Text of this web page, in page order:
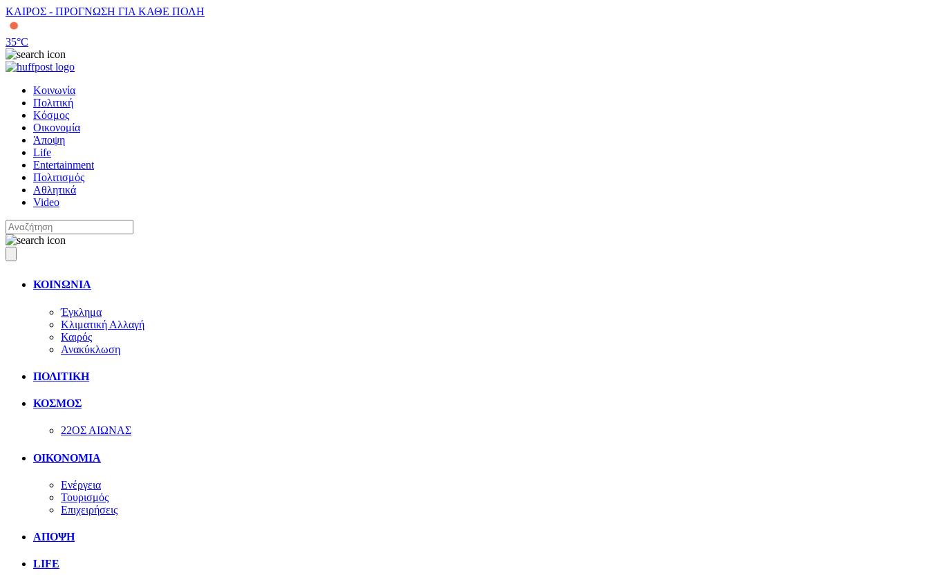
ΚΑΙΡΟΣ - ΠΡΟΓΝΩΣΗ ΓΙΑ ΚΑΘΕ ΠΟΛΗ
35°C
Κοινωνία
Πολιτική
Κόσμος
Οικονομία
Άποψη
Life
Entertainment
Πολιτισμός
Αθλητικά
Video
ΚΟΙΝΩΝΙΑ
Έγκλημα
Κλιματική Αλλαγή
Καιρός
Ανακύκλωση
ΠΟΛΙΤΙΚΗ
ΚΟΣΜΟΣ
22ΟΣ ΑΙΩΝΑΣ
ΟΙΚΟΝΟΜΙΑ
Ενέργεια
Τουρισμός
Επιχειρήσεις
ΑΠΟΨΗ
LIFE